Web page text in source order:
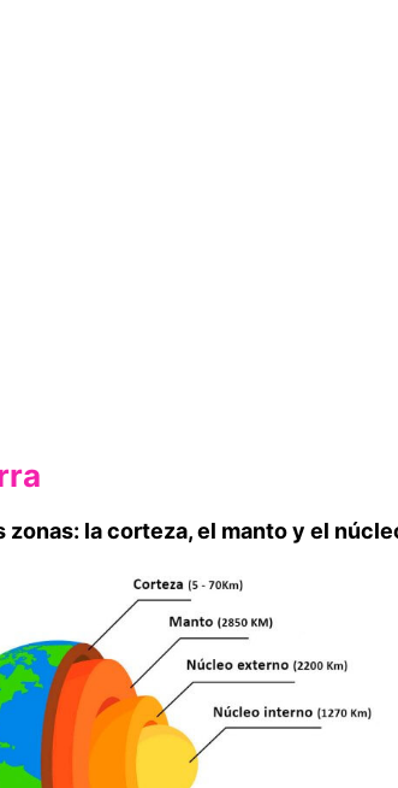
la corteza, el manto y el